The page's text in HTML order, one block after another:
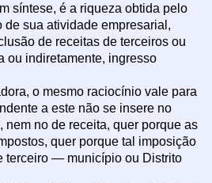
síntese, é a riqueza obtida pelo
sua atividade empresarial,
de receitas de terceiros ou
ou indiretamente, ingresso
o mesmo raciocínio vale para
a este não se insere no
nem no de receita, quer porque as
quer porque tal imposição
terceiro — município ou Distrito